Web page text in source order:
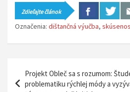
Zdieľajte článok
Označenia: dištančná výučba,
Projekt Obleč sa s rozumom:
problematiku rýchlej módy a